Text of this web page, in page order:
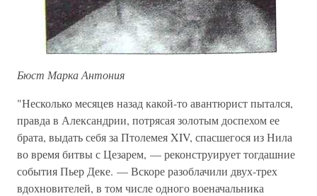
Бюст Марка Антония
"Несколько месяцев назад какой-то авантюрист пытался,
правда в Александрии, потрясая золотым доспехом ее
брата, выдать себя за Птолемея XIV, спасшегося из Нила
во время битвы с Цезарем, — реконструирует тогдашние
события Пьер Деке. — Вскоре разоблачили двух-трех
вдохновителей, в том числе одного военачальника